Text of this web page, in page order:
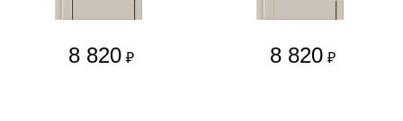
8 820 ₽ 8 820 ₽